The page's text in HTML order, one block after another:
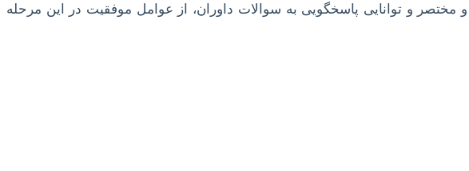
و توانایی پاسخگویی به سوالات داوران، از عوامل موفقیت در این مرحله